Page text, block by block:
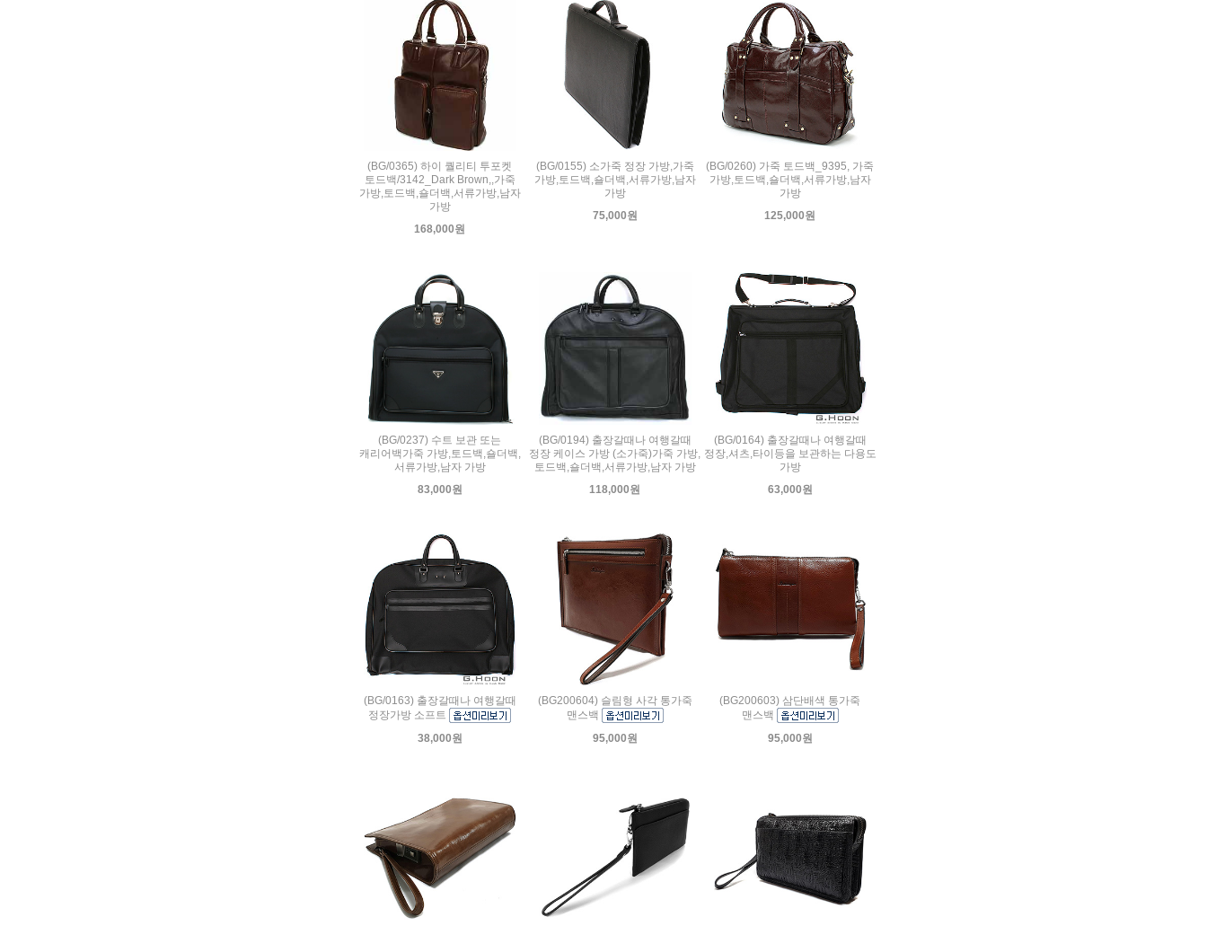
(BG/0365) 하이 퀄리티 투포켓
토드백/3142_Dark Brown,,가죽
가방,토드백,숄더백,서류가방,남자
가방
168,000원
(BG/0155) 소가죽 정장 가방,가죽
가방,토드백,숄더백,서류가방,남자
가방
75,000원
(BG/0260) 가죽 토드백_9395, 가죽
가방,토드백,숄더백,서류가방,남자
가방
125,000원
(BG/0237) 수트 보관 또는
캐리어백가죽 가방,토드백,숄더백,
서류가방,남자 가방
83,000원
(BG/0194) 출장갈때나 여행갈때
정장 케이스 가방 (소가죽)가죽 가방,
토드백,숄더백,서류가방,남자 가방
118,000원
(BG/0164) 출장갈때나 여행갈때
정장,셔츠,타이등을 보관하는 다용도
가방
63,000원
(BG/0163) 출장갈때나 여행갈때
정장가방 소프트
38,000원
(BG200604) 슬림형 사각 통가죽
맨스백
95,000원
(BG200603) 삼단배색 통가죽
맨스백
95,000원